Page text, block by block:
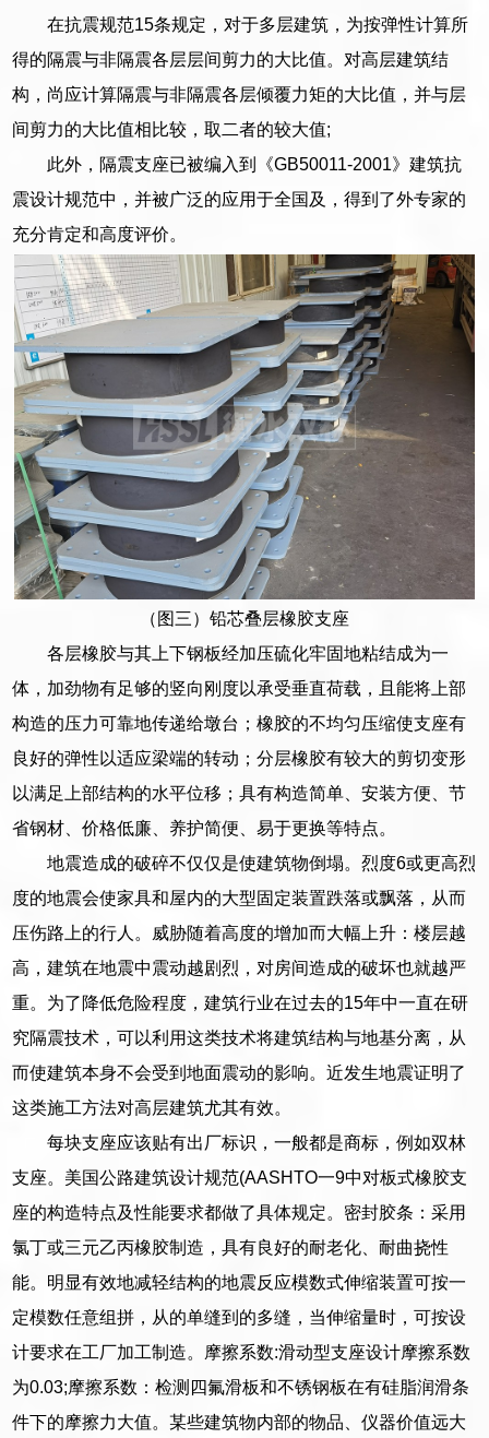
在抗震规范15条规定，对于多层建筑，为按弹性计算所
得的隔震与非隔震各层层间剪力的大比值。对高层建筑结
构，尚应计算隔震与非隔震各层倾覆力矩的大比值，并与层
间剪力的大比值相比较，取二者的较大值;
此外，隔震支座已被编入到《GB50011-2001》建筑抗
震设计规范中，并被广泛的应用于全国及，得到了外专家的
充分肯定和高度评价。
（图三）铅芯叠层橡胶支座
各层橡胶与其上下钢板经加压硫化牢固地粘结成为一
体，加劲物有足够的竖向刚度以承受垂直荷载，且能将上部
构造的压力可靠地传递给墩台；橡胶的不均匀压缩使支座有
良好的弹性以适应梁端的转动；分层橡胶有较大的剪切变形
以满足上部结构的水平位移；具有构造简单、安装方便、节
省钢材、价格低廉、养护简便、易于更换等特点。
地震造成的破碎不仅仅是使建筑物倒塌。烈度6或更高烈
度的地震会使家具和屋内的大型固定装置跌落或飘落，从而
压伤路上的行人。威胁随着高度的增加而大幅上升：楼层越
高，建筑在地震中震动越剧烈，对房间造成的破坏也就越严
重。为了降低危险程度，建筑行业在过去的15年中一直在研
究隔震技术，可以利用这类技术将建筑结构与地基分离，从
而使建筑本身不会受到地面震动的影响。近发生地震证明了
这类施工方法对高层建筑尤其有效。
每块支座应该贴有出厂标识，一般都是商标，例如双林
支座。美国公路建筑设计规范(AASHTO一9中对板式橡胶支
座的构造特点及性能要求都做了具体规定。密封胶条：采用
氯丁或三元乙丙橡胶制造，具有良好的耐老化、耐曲挠性
能。明显有效地减轻结构的地震反应模数式伸缩装置可按一
定模数任意组拼，从的单缝到的多缝，当伸缩量时，可按设
计要求在工厂加工制造。摩擦系数:滑动型支座设计摩擦系数
为0.03;摩擦系数：检测四氟滑板和不锈钢板在有硅脂润滑条
件下的摩擦力大值。某些建筑物内部的物品、仪器价值远大